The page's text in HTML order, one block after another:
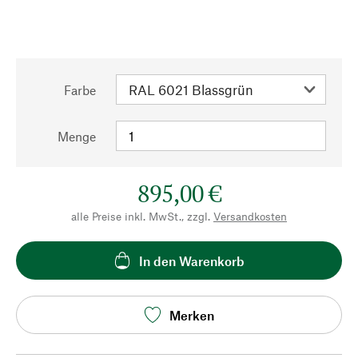
Farbe
Menge
895,00 €
alle Preise inkl. MwSt., zzgl. Versandkosten
In den Warenkorb
Merken